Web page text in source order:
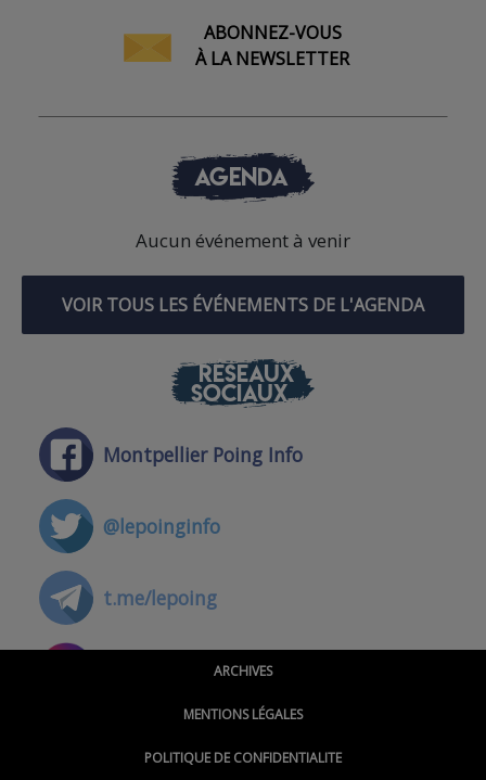
ABONNEZ-VOUS
À LA NEWSLETTER
AGENDA
Aucun événement à venir
VOIR TOUS LES ÉVÉNEMENTS DE L'AGENDA
RÉSEAUX
SOCIAUX
Montpellier Poing Info
@lepoinginfo
t.me/lepoing
@montpellierpoinginfo
ARCHIVES
MENTIONS LÉGALES
POLITIQUE DE CONFIDENTIALITE